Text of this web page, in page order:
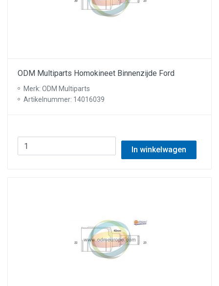
ODM Multiparts Homokineet Binnenzijde Ford
Merk: ODM Multiparts
Artikelnummer: 14016039
In winkelwagen